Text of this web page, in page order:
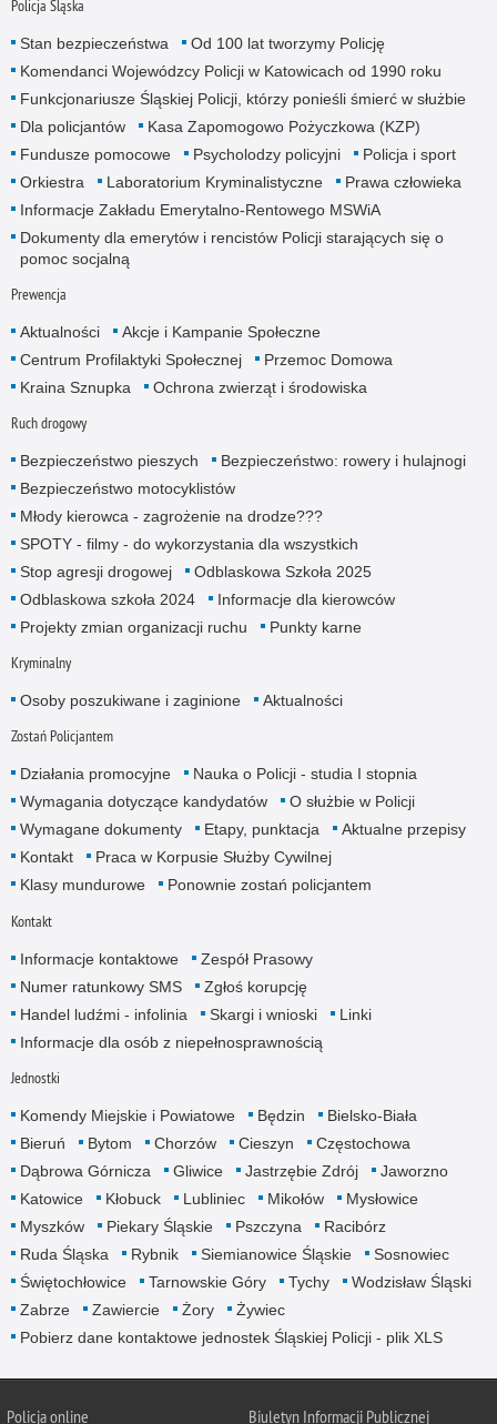
Policja Śląska
Stan bezpieczeństwa
Od 100 lat tworzymy Policję
Komendanci Wojewódzcy Policji w Katowicach od 1990 roku
Funkcjonariusze Śląskiej Policji, którzy ponieśli śmierć w służbie
Dla policjantów
Kasa Zapomogowo Pożyczkowa (KZP)
Fundusze pomocowe
Psycholodzy policyjni
Policja i sport
Orkiestra
Laboratorium Kryminalistyczne
Prawa człowieka
Informacje Zakładu Emerytalno-Rentowego MSWiA
Dokumenty dla emerytów i rencistów Policji starających się o
pomoc socjalną
Prewencja
Aktualności
Akcje i Kampanie Społeczne
Centrum Profilaktyki Społecznej
Przemoc Domowa
Kraina Sznupka
Ochrona zwierząt i środowiska
Ruch drogowy
Bezpieczeństwo pieszych
Bezpieczeństwo: rowery i hulajnogi
Bezpieczeństwo motocyklistów
Młody kierowca - zagrożenie na drodze???
SPOTY - filmy - do wykorzystania dla wszystkich
Stop agresji drogowej
Odblaskowa Szkoła 2025
Odblaskowa szkoła 2024
Informacje dla kierowców
Projekty zmian organizacji ruchu
Punkty karne
Kryminalny
Osoby poszukiwane i zaginione Aktualności
Zostań Policjantem
Działania promocyjne
Nauka o Policji - studia I stopnia
Wymagania dotyczące kandydatów
O służbie w Policji
Wymagane dokumenty
Etapy, punktacja
Aktualne przepisy
Kontakt
Praca w Korpusie Służby Cywilnej
Klasy mundurowe
Ponownie zostań policjantem
Kontakt
Informacje kontaktowe
Zespół Prasowy
Numer ratunkowy SMS
Zgłoś korupcję
Handel ludźmi - infolinia
Skargi i wnioski
Linki
Informacje dla osób z niepełnosprawnością
Jednostki
Komendy Miejskie i Powiatowe Będzin
Bielsko-Biała
Bieruń
Bytom Chorzów Cieszyn
Częstochowa
Dąbrowa Górnicza
Gliwice Jastrzębie Zdrój
Jaworzno
Katowice
Kłobuck Lubliniec Mikołów
Mysłowice
Myszków
Piekary Śląskie Pszczyna
Racibórz
Ruda Śląska
Rybnik Siemianowice Śląskie
Sosnowiec
Świętochłowice
Tarnowskie Góry Tychy
Wodzisław Śląski
Zabrze
Zawiercie Żory
Żywiec
Pobierz dane kontaktowe jednostek Śląskiej Policji - plik XLS
Policja online Biuletyn Informacji Publicznej